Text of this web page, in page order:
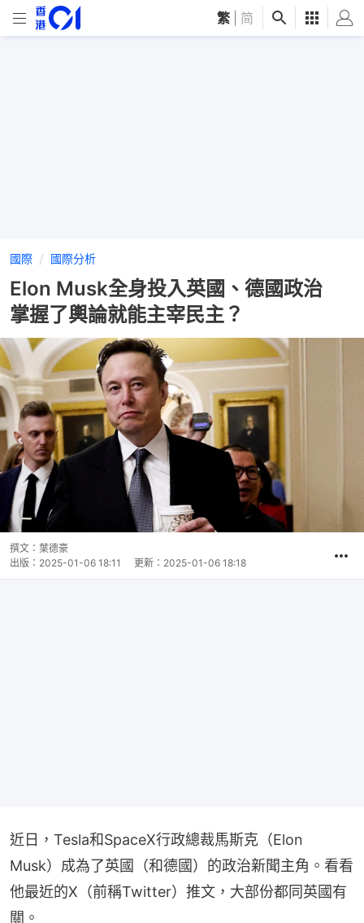
繁 简
國際 國際分析
Elon Musk全身投入英國、德國政治
掌握了輿論就能主宰民主？
撰文： 葉德豪
出版： 2025-01-06 18:11 更新： 2025-01-06 18:18
近日，Tesla和SpaceX行政總裁馬斯克（Elon
Musk）成為了英國（和德國）的政治新聞主角。看看
他最近的X（前稱Twitter）推文，大部份都同英國有
關。